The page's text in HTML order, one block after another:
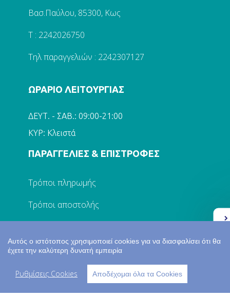
Βασ.Παύλου, 85300, Κως
Τ : 2242026750
Τηλ παραγγελιών : 2242307127
ΩΡΑΡΙΟ ΛΕΙΤΟΥΡΓΙΑΣ
ΔΕΥΤ. - ΣΑΒ.: 09:00-21:00
ΚΥΡ: Κλειστά
ΠΑΡΑΓΓΕΛΙΕΣ & ΕΠΙΣΤΡΟΦΕΣ
Τρόποι πληρωμής
Τρόποι αποστολής
Επικοινωνία
Ο ΛΟΓΑΡΙΑΣΜΟΣ ΜΟΥ
Αυτός ο ιστότοπος χρησιμοποιεί cookies για να διασφαλίσει ότι θα
έχετε την καλύτερη δυνατή εμπειρία
Ρυθμίσεις Cookies Αποδέχομαι όλα τα Cookies